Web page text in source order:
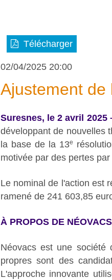
Télécharger
02/04/2025 20:00
Ajustement de
Suresnes, le 2 avril 2025
développant de nouvelles
la base de la 13e
motivée par des pertes
Le nominal de l'action est
ramené de 241 603,85
À PROPOS DE NÉOVACS
Néovacs est une société
propres sont des
L'approche innovante